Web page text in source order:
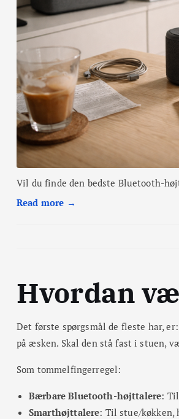
Vil du finde den bedste Bluetooth-
Read more →
Hvordan
Det første spørgsmål de fleste har,
på æsken. Skal den stå fast i stuen,
Som tommelfingerregel:
Bærbare Bluetooth-højttalere:
Smarthøjttalere: Til stue/køkken,